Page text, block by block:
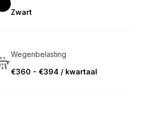
Zwart
Wegenbelasting
€360 - €394 / kwartaal